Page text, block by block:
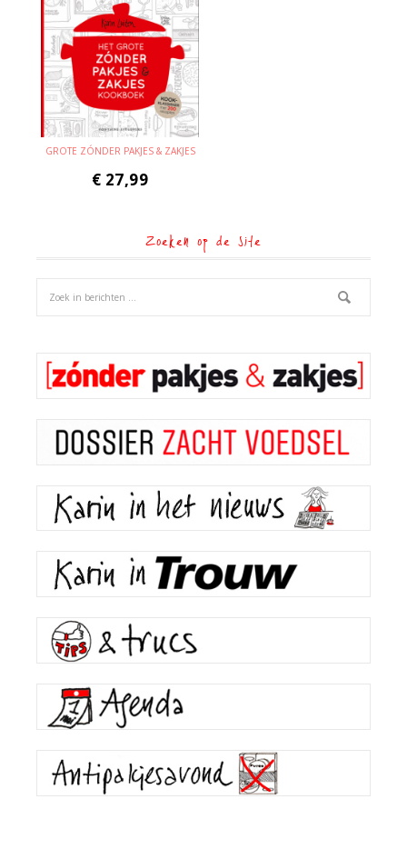
GROTE ZÓNDER PAKJES & ZAKJES
€ 27,99
Zoeken op de site